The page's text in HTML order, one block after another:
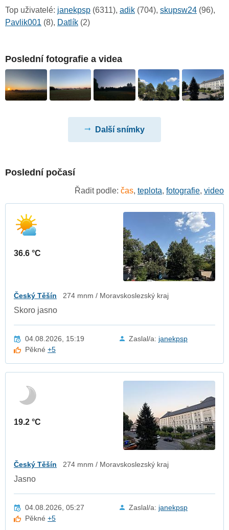
Top uživatelé: janekpsp (6311), adik (704), skupsw24 (96),
Pavlik001 (8), Datlík (2)
Poslední fotografie a videa
Další snímky
Poslední počasí
Řadit podle: čas, teplota, fotografie, video
36.6 °C
Český Těšín 274 mnm / Moravskoslezský kraj
Skoro jasno
04.08.2026, 15:19 Zaslal/a: janekpsp
Pěkné+5
19.2 °C
Český Těšín 274 mnm / Moravskoslezský kraj
Jasno
04.08.2026, 05:27 Zaslal/a: janekpsp
Pěkné+5